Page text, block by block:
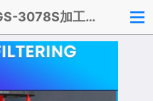
凯德威工业吸尘器GS-3078S加工铸造车间吸铁渣废料用